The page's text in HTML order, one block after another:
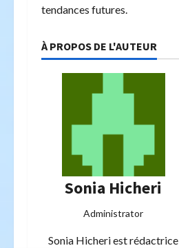
tendances futures.
À PROPOS DE L'AUTEUR
Sonia Hicheri
Administrator
Sonia Hicheri est rédactrice